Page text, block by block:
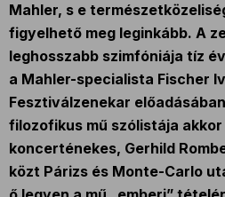
Mahler, s e
figyelhető meg leginkább. A
leghosszabb szimfóniája tíz
a Mahler-specialista Fischer
Fesztiválzenekar
filozofikus mű szólistája
koncerténekes, Gerhild
közt Párizs és Monte-Carlo